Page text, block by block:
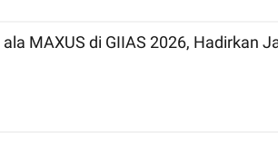
MAXUS di GIIAS 2026, Hadirkan